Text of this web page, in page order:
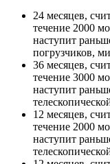
24 месяцев,
течение 2000
наступит
погрузчиков,
36 месяцев,
течение 3000
наступит
12 месяцев,
течение 2000
наступит